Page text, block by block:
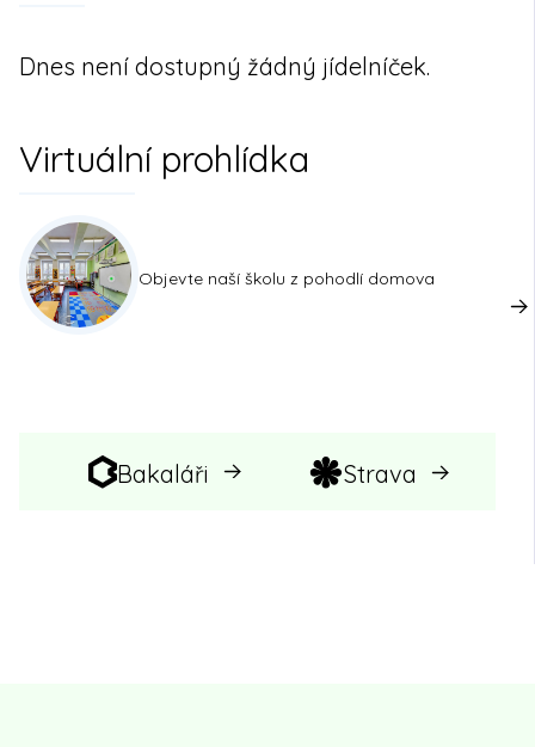
Dnes není dostupný žádný jídelníček.
Virtuální prohlídka
Objevte naší školu z pohodlí domova
Bakaláři Strava